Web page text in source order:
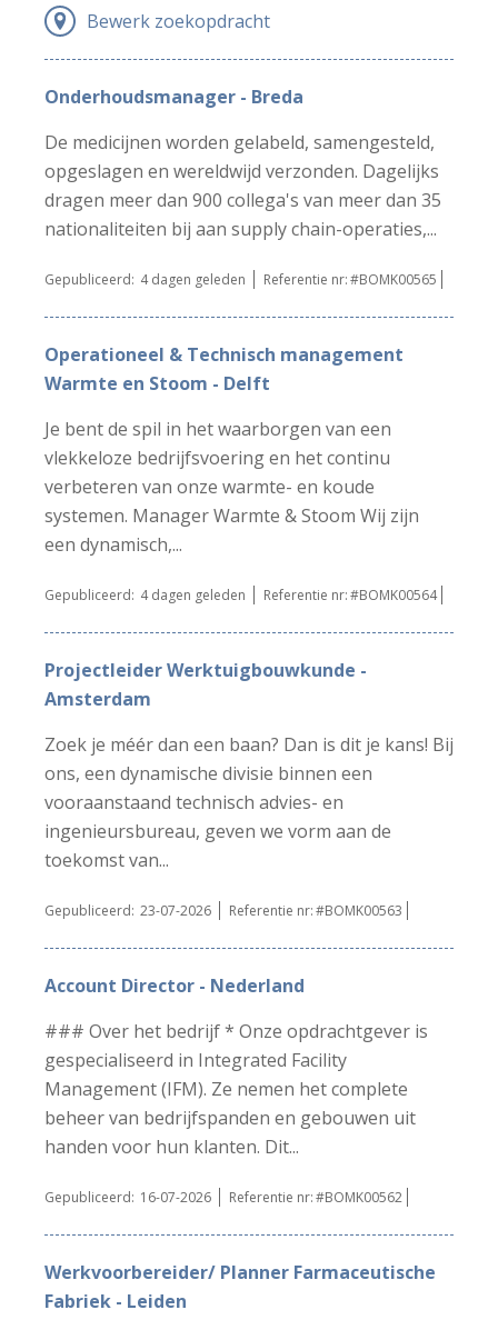
Bewerk zoekopdracht
Onderhoudsmanager - Breda
De medicijnen worden gelabeld, samengesteld,
opgeslagen en wereldwijd verzonden. Dagelijks
dragen meer dan 900 collega's van meer dan 35
nationaliteiten bij aan supply chain-operaties,...
Gepubliceerd: 4 dagen geleden Referentie nr:#BOMK00565
Operationeel & Technisch management
Warmte en Stoom - Delft
Je bent de spil in het waarborgen van een
vlekkeloze bedrijfsvoering en het continu
verbeteren van onze warmte- en koude
systemen. Manager Warmte & Stoom Wij zijn
een dynamisch,...
Gepubliceerd: 4 dagen geleden Referentie nr:#BOMK00564
Projectleider Werktuigbouwkunde -
Amsterdam
Zoek je méér dan een baan? Dan is dit je kans! Bij
ons, een dynamische divisie binnen een
vooraanstaand technisch advies- en
ingenieursbureau, geven we vorm aan de
toekomst van...
Gepubliceerd: 23-07-2026 Referentie nr:#BOMK00563
Account Director - Nederland
### Over het bedrijf * Onze opdrachtgever is
gespecialiseerd in Integrated Facility
Management (IFM). Ze nemen het complete
beheer van bedrijfspanden en gebouwen uit
handen voor hun klanten. Dit...
Gepubliceerd: 16-07-2026 Referentie nr:#BOMK00562
Werkvoorbereider/ Planner Farmaceutische
Fabriek - Leiden